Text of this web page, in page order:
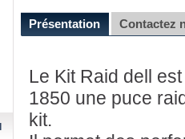
Présentation Contactez
Le Kit Raid dell
1850 une puce
kit.